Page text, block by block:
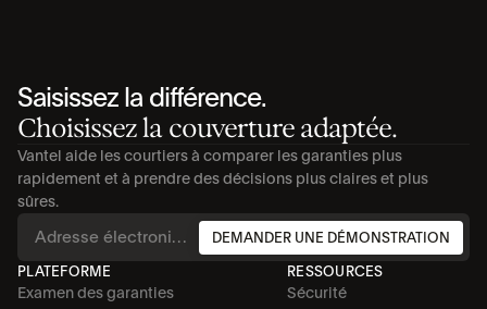
Saisissez la différence.
Choisissez la couverture adaptée.
Vantel aide les courtiers à comparer les garanties plus
rapidement et à prendre des décisions plus claires et plus
sûres.
DEMANDER UNE DÉMONSTRATION
PLATEFORME
Examen des garanties
RESSOURCES
Sécurité